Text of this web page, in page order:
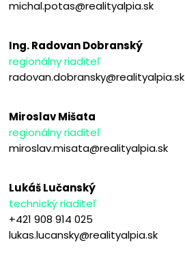
michal.potas@realityalpia.sk
Ing. Radovan Dobranský
regionálny riaditeľ
radovan.dobransky@realityalpia.sk
Miroslav Mišata
regionálny riaditeľ
miroslav.misata@realityalpia.sk
Lukáš Lučanský
technický riaditeľ
+421 908 914 025
lukas.lucansky@realityalpia.sk